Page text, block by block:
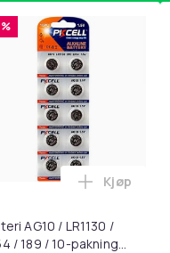
- mage- og
Bose QC35 I/II, QC25,
AG10 / LR1130 /
/ 189 / 10-pakning
Legg
Kjøp